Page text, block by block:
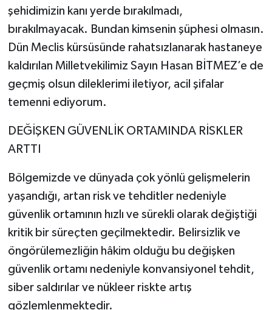
şehidimizin kanı yerde bırakılmadı,
bırakılmayacak. Bundan kimsenin şüphesi olmasın.
Dün Meclis kürsüsünde rahatsızlanarak hastaneye
kaldırılan Milletvekilimiz Sayın Hasan BİTMEZ’e de
geçmiş olsun dileklerimi iletiyor, acil şifalar
temenni ediyorum.
DEĞİŞKEN GÜVENLİK ORTAMINDA RİSKLER
ARTTI
Bölgemizde ve dünyada çok yönlü gelişmelerin
yaşandığı, artan risk ve tehditler nedeniyle
güvenlik ortamının hızlı ve sürekli olarak değiştiği
kritik bir süreçten geçilmektedir. Belirsizlik ve
öngörülemezliğin hâkim olduğu bu değişken
güvenlik ortamı nedeniyle konvansiyonel tehdit,
siber saldırılar ve nükleer riskte artış
gözlemlenmektedir.